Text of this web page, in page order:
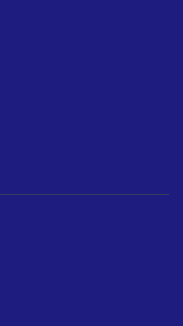
Мир